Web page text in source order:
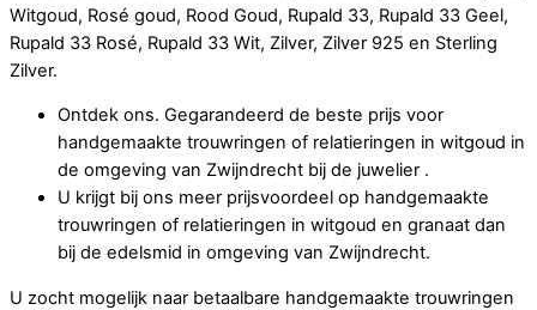
Witgoud, Rosé goud, Rood Goud, Rupald 33, Rupald 33 Geel,
Rupald 33 Rosé, Rupald 33 Wit, Zilver, Zilver 925 en Sterling
Zilver.
Ontdek ons. Gegarandeerd de beste prijs voor
handgemaakte trouwringen of relatieringen in witgoud in
de omgeving van Zwijndrecht bij de juwelier .
U krijgt bij ons meer prijsvoordeel op handgemaakte
trouwringen of relatieringen in witgoud en granaat dan
bij de edelsmid in omgeving van Zwijndrecht.
U zocht mogelijk naar betaalbare handgemaakte trouwringen